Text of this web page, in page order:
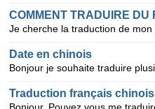
Date en chinois
Traduction français chinois